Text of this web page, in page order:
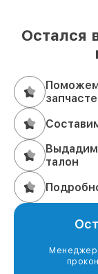
Остался
талон
Менеджер